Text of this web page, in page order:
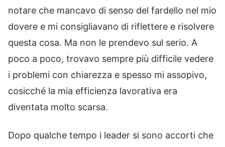
notare che mancavo di senso del fardello nel mio
dovere e mi consigliavano di riflettere e risolvere
questa cosa. Ma non le prendevo sul serio. A
poco a poco, trovavo sempre più difficile vedere
i problemi con chiarezza e spesso mi assopivo,
cosicché la mia efficienza lavorativa era
diventata molto scarsa.
Dopo qualche tempo i leader si sono accorti che